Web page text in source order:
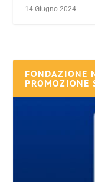
14 Giugno 2024
FONDAZIONE
PROMOZIONE